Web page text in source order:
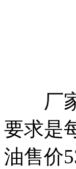
厂家
要求是
油售价